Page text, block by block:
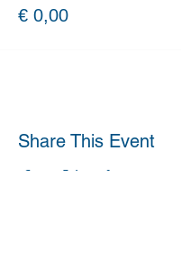
€ 0,00
Share This Event